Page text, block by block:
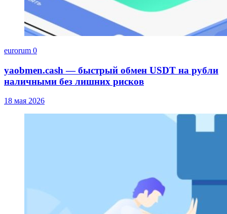
eurorum 0
yaobmen.cash — быстрый обмен USDT на рубли
наличными без лишних рисков
18 мая 2026